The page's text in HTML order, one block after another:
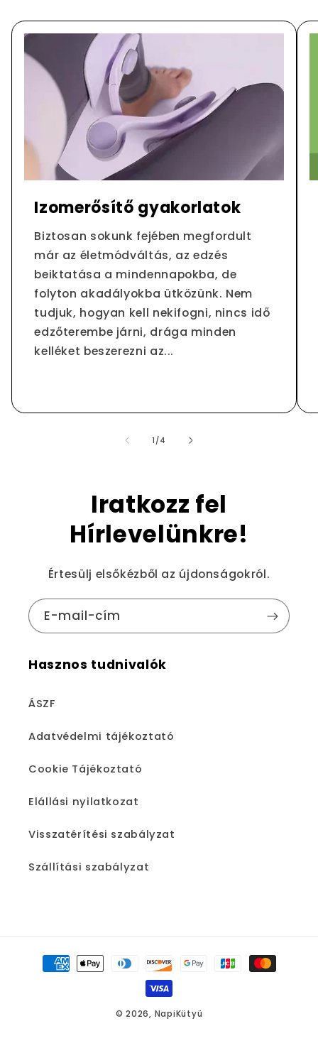
Izomerősítő gyakorlatok
Biztosan sokunk fejében megfordult
már az életmódváltás, az edzés
beiktatása a mindennapokba, de
folyton akadályokba ütközünk. Nem
tudjuk, hogyan kell nekifogni, nincs idő
edzőterembe járni, drága minden
kelléket beszerezni az...
1 //4
Iratkozz fel
Hírlevelünkre!
Értesülj elsőkézből az újdonságokról.
E-mail-cím
Hasznos tudnivalók
ÁSZF
Adatvédelmi tájékoztató
Cookie Tájékoztató
Elállási nyilatkozat
Visszatérítési szabályzat
Szállítási szabályzat
Fizetési
módok
© 2026, NapiKütyü